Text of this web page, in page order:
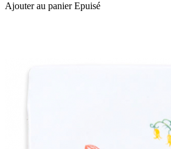
Ajouter au panierEpuisé